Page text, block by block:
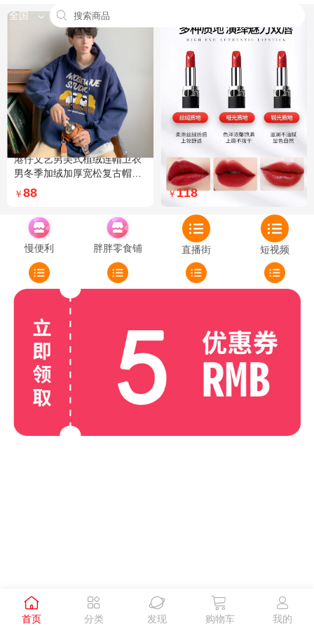
全国
港仔文艺男美式植绒连帽卫衣
男冬季加绒加厚宽松复古帽衫
外套 XXL 加绒 5XL 灰色加绒
￥ 88
Dior迪奥全新烈艳蓝金口红品
牌授权经典藤格纹饰带丝绒质
地999色号传奇红唇哑光 哑光
￥118
慢便利 胖胖零食铺 直播街 短视频

首页

分类

发现

购物车

我的